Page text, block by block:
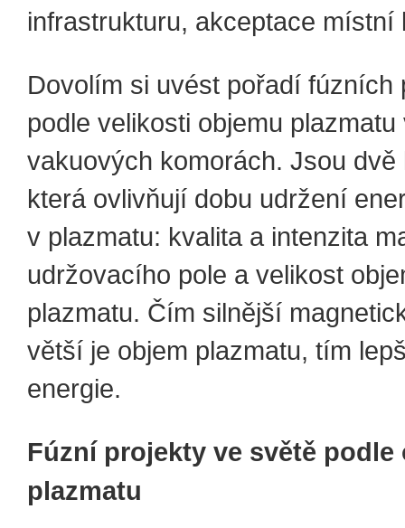
infrastrukturu, akceptace místní
Dovolím si uvést pořadí fúzních
podle velikosti objemu plazmatu
vakuových komorách. Jsou dvě
která ovlivňují dobu udržení
v plazmatu: kvalita a intenzita
udržovacího pole a velikost
plazmatu. Čím silnější
větší je objem plazmatu, tím
energie.
Fúzní projekty ve světě podle
plazmatu